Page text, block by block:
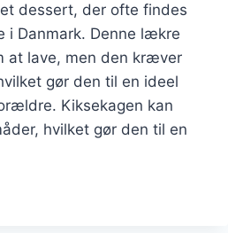
dessert, der ofte findes
i Danmark. Denne lækre
at lave, men den kræver
gør den til en ideel
Kiksekagen kan
hvilket gør den til en